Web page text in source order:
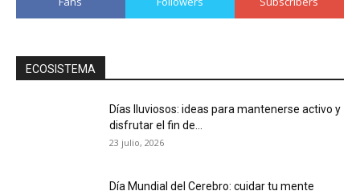
ECOSISTEMA
Días lluviosos: ideas para mantenerse activo y
disfrutar el fin de...
23 julio, 2026
Día Mundial del Cerebro: cuidar tu mente